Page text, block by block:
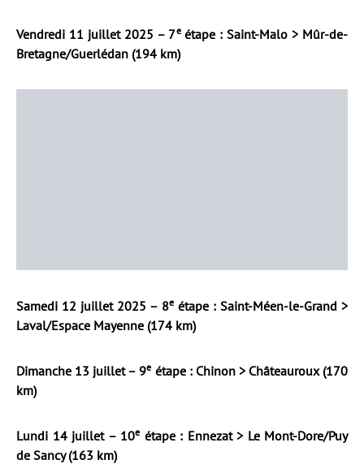
Vendredi 11 juillet 2025 – 7eétape : Saint-Malo > Mûr-de-
Bretagne/Guerlédan (194 km)
Samedi 12 juillet 2025 – 8e étape : Saint-Méen-le-Grand >
Laval/Espace Mayenne (174 km)
Dimanche 13 juillet – 9e étape : Chinon > Châteauroux (170
km)
Lundi 14 juillet – 10e étape : Ennezat > Le Mont-Dore/Puy
de Sancy (163 km)